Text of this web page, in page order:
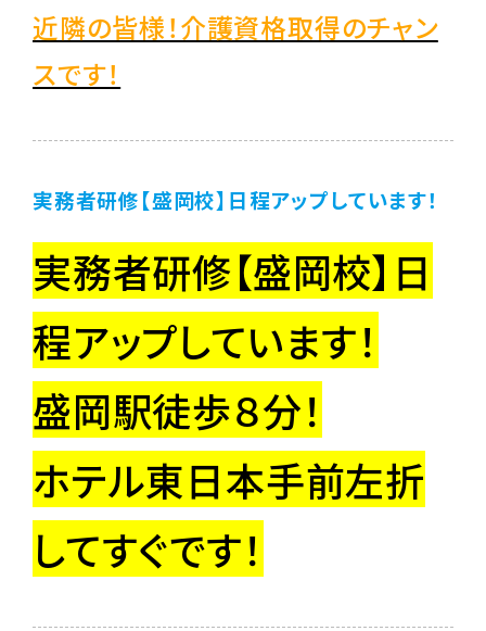
近隣の皆様！介護資格取得のチャン
スです！
実務者研修【盛岡校】日程アップしています！
実務者研修【盛岡校】日
程アップしています！
盛岡駅徒歩８分！
ホテル東日本手前左折
してすぐです！